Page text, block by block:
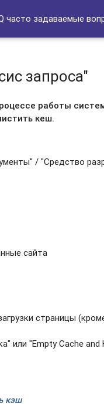
часто задаваемые
запроса"
работы
кеш.
/ "Средство
сайта
страницы
или "Empty Cache and
кэш